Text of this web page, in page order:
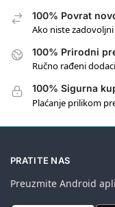
100% Povrat
Ako niste
100% Prirodni
Ručno rađeni
100% Sigurna
Plaćanje prilikom
PRATITE NAS
Preuzmite Android